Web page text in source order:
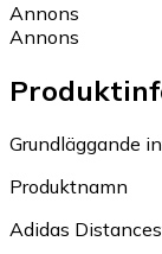
Annons
Annons
Grundläggande
Produktnamn
Adidas